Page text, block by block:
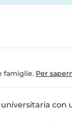
famiglie. Per
con